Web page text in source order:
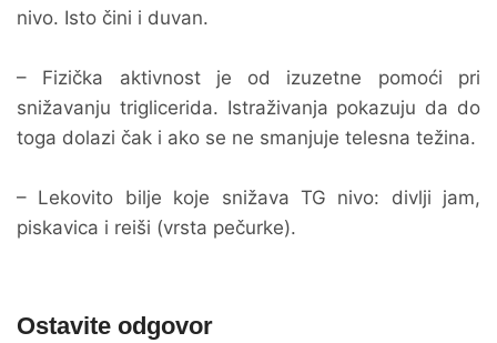
nivo. Isto čini i duvan.
– Fizička aktivnost je od izuzetne pomoći pri
snižavanju triglicerida. Istraživanja pokazuju da do
toga dolazi čak i ako se ne smanjuje telesna težina.
– Lekovito bilje koje snižava TG nivo: divlji jam,
piskavica i reiši (vrsta pečurke).
Ostavite odgovor